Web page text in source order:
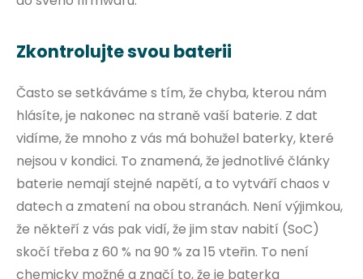
Zkontrolujte svou baterii
Často se setkáváme s tím, že chyba, kterou nám
hlásíte, je nakonec na straně vaší baterie. Z dat
vidíme, že mnoho z vás má bohužel baterky, které
nejsou v kondici. To znamená, že jednotlivé články
baterie nemají stejné napětí, a to vytváří chaos v
datech a zmatení na obou stranách. Není výjimkou,
že někteří z vás pak vidí, že jim stav nabití (SoC)
skočí třeba z 60 % na 90 % za 15 vteřin. To není
chemicky možné a značí to, že je baterka